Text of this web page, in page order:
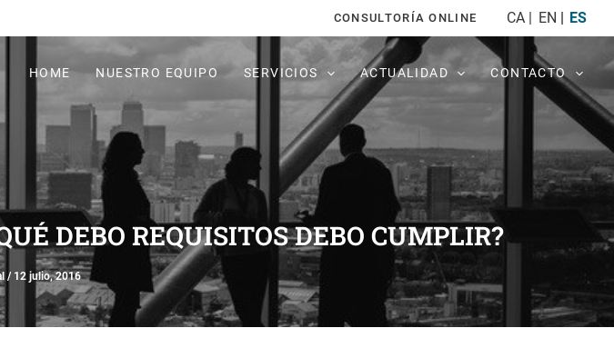
CONSULTORÍA ONLINE CA EN ES
HOME NUESTRO EQUIPO SERVICIOS ACTUALIDAD CONTACTO
DEBO REQUISITOS DEBO CUMPLIR?
/ 12 julio, 2016